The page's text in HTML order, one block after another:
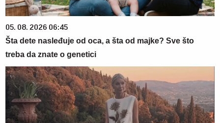
05. 08. 2026 06:45
Šta dete nasleđuje od oca, a šta od majke? Sve što
treba da znate o genetici